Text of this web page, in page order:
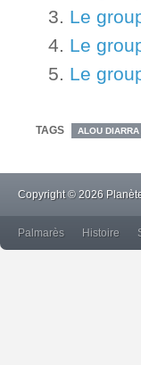
Le
Le
Le
TAGS ALOU DIARRA
Copyright © 2026
Palmarès Histoire